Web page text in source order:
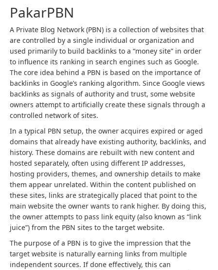
PakarPBN
A Private Blog Network (PBN) is a collection of websites that
are controlled by a single individual or organization and
used primarily to build backlinks to a “money site” in order
to influence its ranking in search engines such as Google.
The core idea behind a PBN is based on the importance of
backlinks in Google’s ranking algorithm. Since Google views
backlinks as signals of authority and trust, some website
owners attempt to artificially create these signals through a
controlled network of sites.
In a typical PBN setup, the owner acquires expired or aged
domains that already have existing authority, backlinks, and
history. These domains are rebuilt with new content and
hosted separately, often using different IP addresses,
hosting providers, themes, and ownership details to make
them appear unrelated. Within the content published on
these sites, links are strategically placed that point to the
main website the owner wants to rank higher. By doing this,
the owner attempts to pass link equity (also known as “link
juice”) from the PBN sites to the target website.
The purpose of a PBN is to give the impression that the
target website is naturally earning links from multiple
independent sources. If done effectively, this can